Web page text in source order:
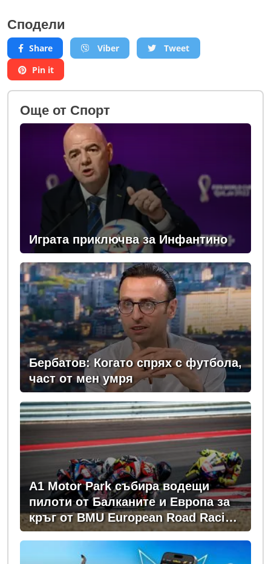
Сподели
Share Viber
Tweet
Pin it
Oще от Спорт
Играта приключва за Инфантино
Бербатов: Когато спрях с футбола,
част от мен умря
A1 Motor Park събира водещи
пилоти от Балканите и Европа за
кръг от BMU European Road Racing
Championship 2026